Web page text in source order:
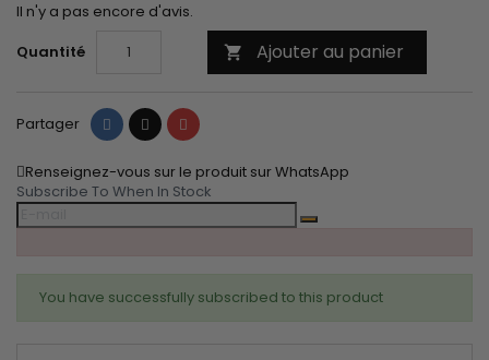
Il n'y a pas encore d'avis.
Quantité
 Ajouter au panier
Partager PartagerTweet Pinterest
Renseignez-vous sur le produit sur WhatsApp
Subscribe To When In Stock
You have successfully subscribed to this product